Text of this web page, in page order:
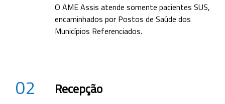
O AME Assis atende somente pacientes SUS,
encaminhados por Postos de Saúde dos
Municípios Referenciados.
02 Recepção